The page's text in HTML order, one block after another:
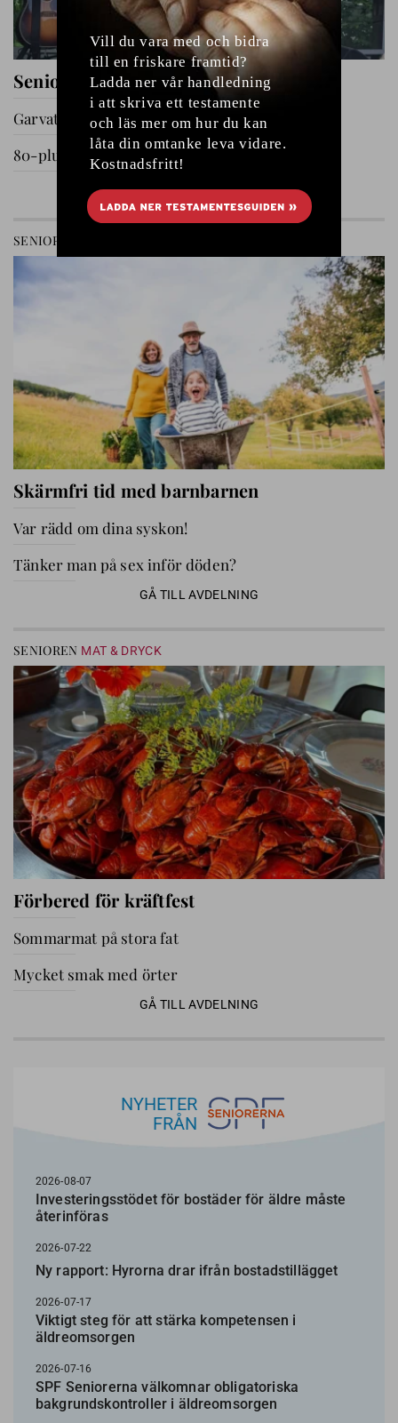
Seniorernas dag i Katrineholm
Garvat i Ryssby
80-plussare på utflykt
SENIOREN
Skärmfri tid med barnbarnen
Var rädd om dina syskon!
Tänker man på sex inför döden?
GÅ TILL AVDELNING
SENIOREN MAT & DRYCK
Förbered för kräftfest
Sommarmat på stora fat
Mycket smak med örter
GÅ TILL AVDELNING
NYHETER
FRÅN
2026-08-07
Investeringsstödet för bostäder för äldre måste
återinföras
2026-07-22
Ny rapport: Hyrorna drar ifrån bostadstillägget
2026-07-17
Viktigt steg för att stärka kompetensen i
äldreomsorgen
2026-07-16
SPF Seniorerna välkomnar obligatoriska
bakgrundskontroller i äldreomsorgen